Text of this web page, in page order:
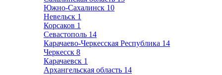
Южно-Сахалинск 10
Невельск 1
Корсаков 1
Севастополь 14
Карачаево-Черкесская Республика 14
Черкесск 8
Карачаевск 1
Архангельская область 14